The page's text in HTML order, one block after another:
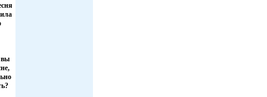
вы